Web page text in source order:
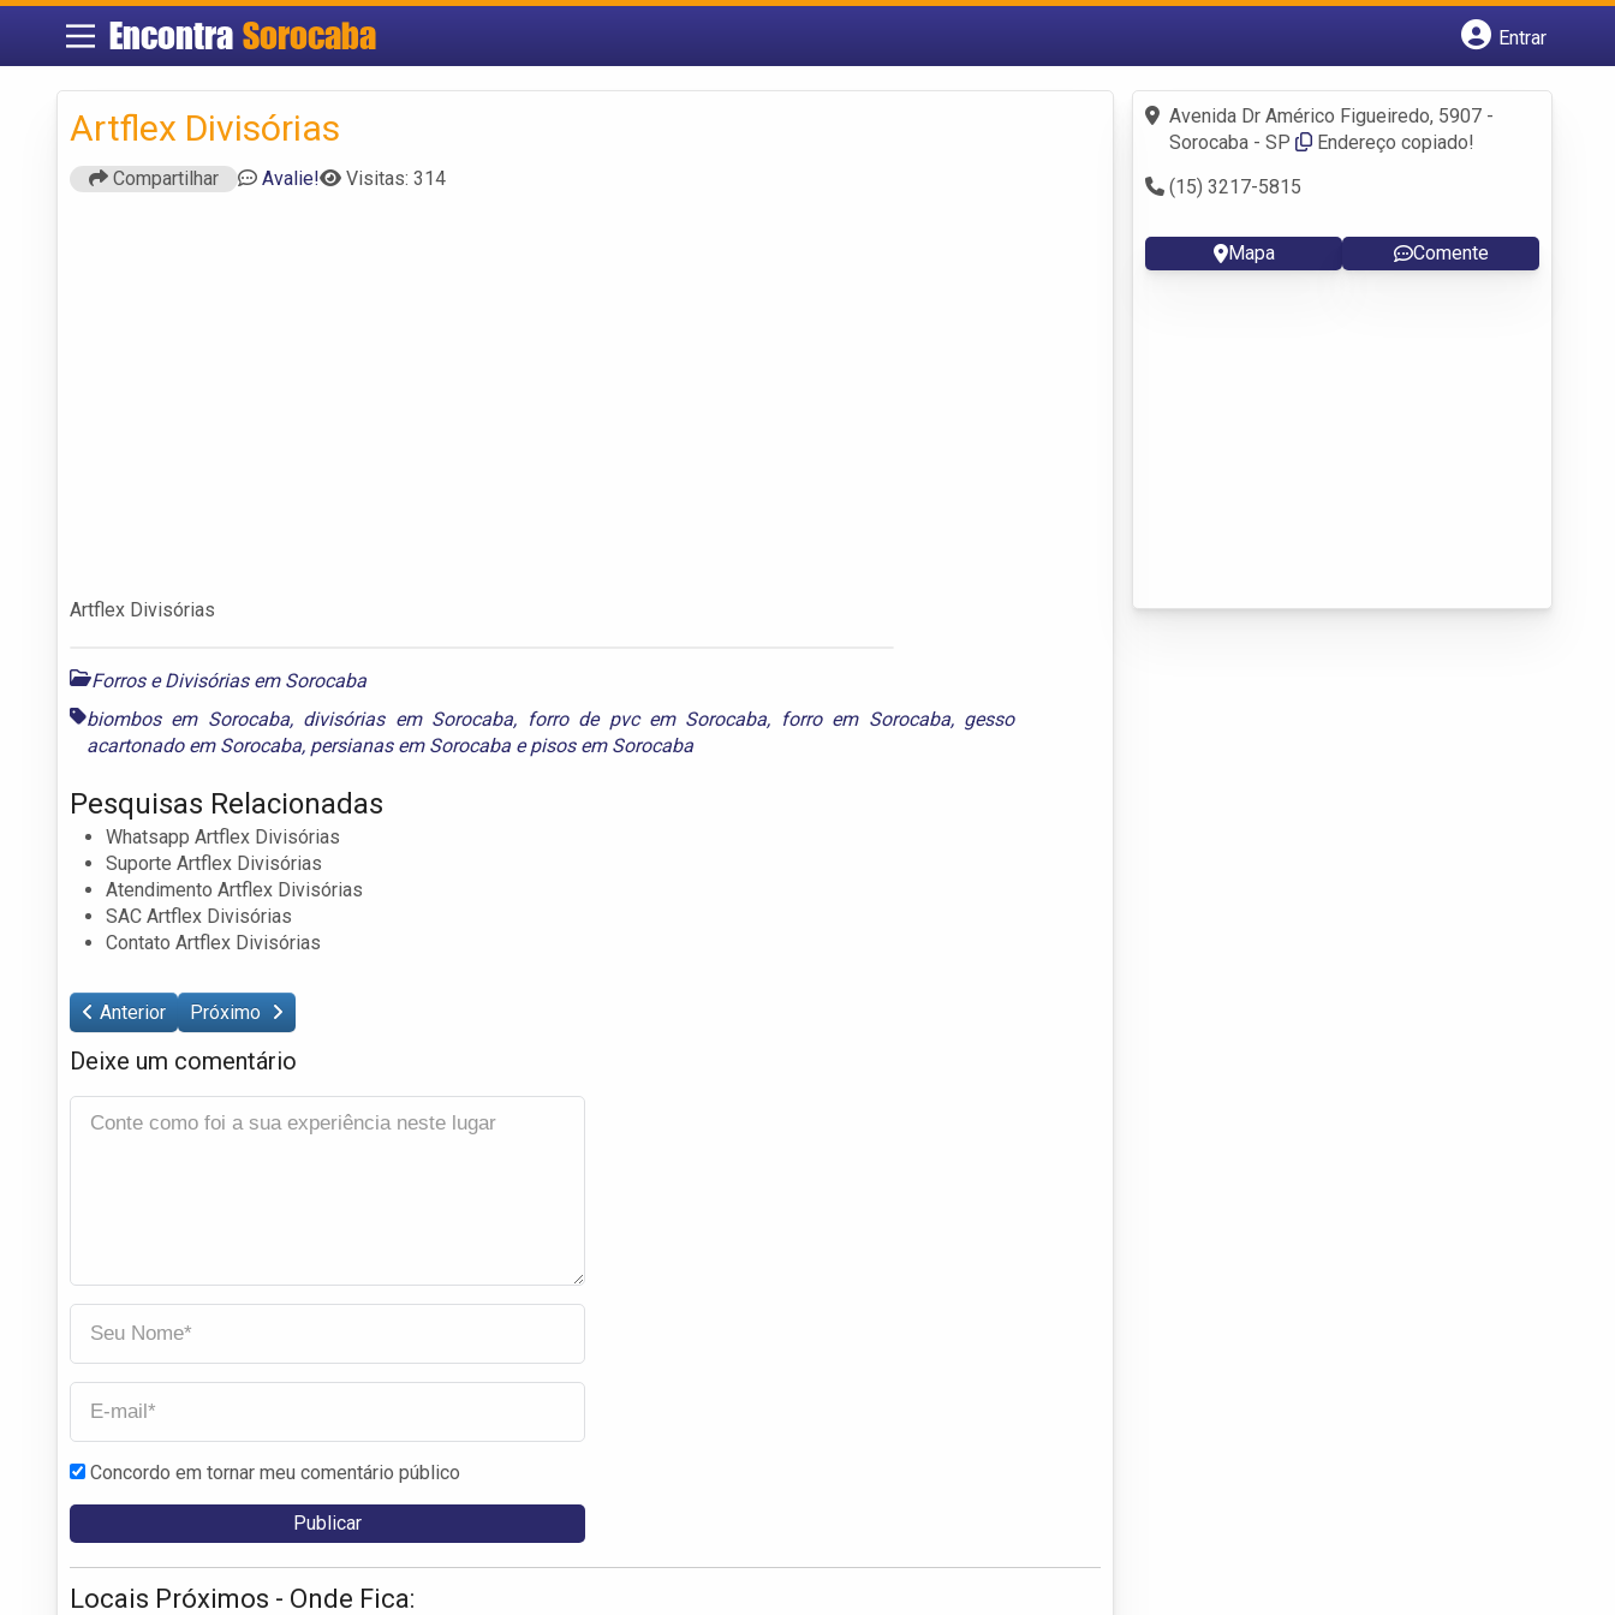
Encontra Sorocaba
Entrar
Fazer login
Criar conta
Artflex Divisórias
Compartilhar Avalie! Visitas: 314
Artflex Divisórias
Forros e Divisórias em Sorocaba
biombos em Sorocaba, divisórias em Sorocaba, forro de pvc em Sorocaba, forro em Sorocaba, gesso
acartonado em Sorocaba, persianas em Sorocaba episos em Sorocaba
Pesquisas Relacionadas
Whatsapp Artflex Divisórias
Suporte Artflex Divisórias
Atendimento Artflex Divisórias
SAC Artflex Divisórias
Contato Artflex Divisórias
Anterior Próximo
Deixe um comentário
Concordo em tornar meu comentário público
Locais Próximos - Onde Fica:
Avenida Dr Américo Figueiredo, 5907 -
Sorocaba - SP
Endereço copiado!
(15) 3217-5815
Mapa Comente